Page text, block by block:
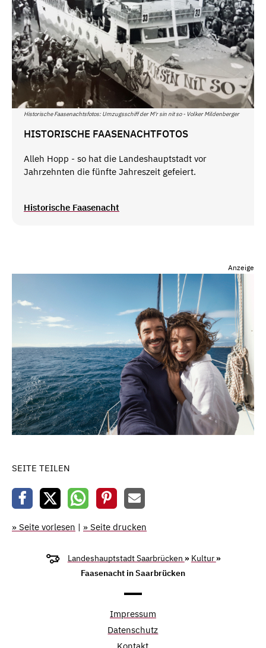
Historische Faasenachtsfotos: Umzugsschiff der M'r sin nit so - Volker Mildenberger
HISTORISCHE FAASENACHTFOTOS
Alleh Hopp - so hat die Landeshauptstadt vor
Jahrzehnten die fünfte Jahreszeit gefeiert.
Historische Faasenacht
Anzeige
SEITE TEILEN
» Seite vorlesen | » Seite drucken
Landeshauptstadt Saarbrücken » Kultur »
Faasenacht in Saarbrücken
Impressum
Datenschutz